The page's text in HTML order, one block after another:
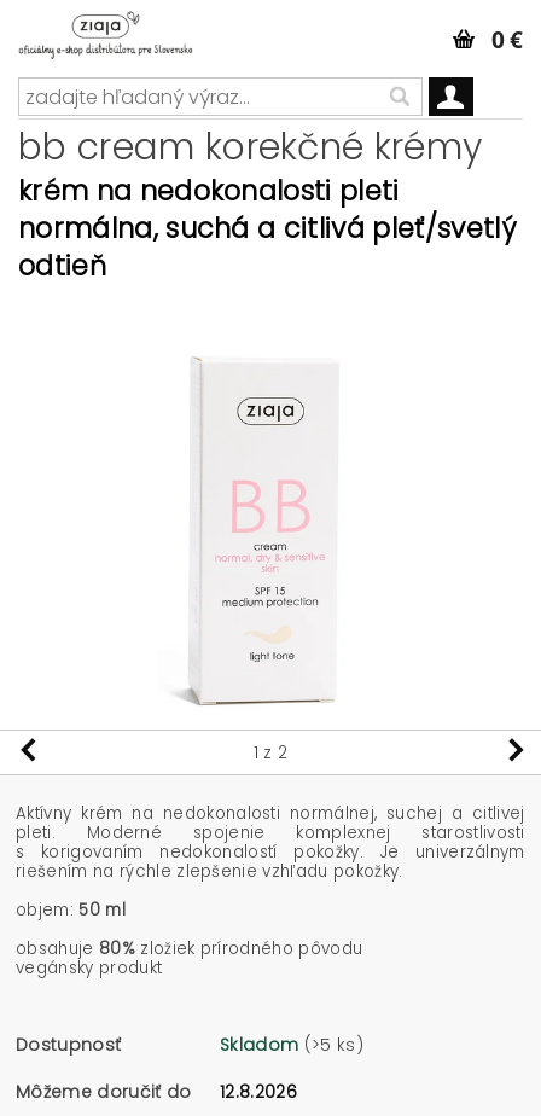
0 €
bb cream korekčné krémy
krém na nedokonalosti pleti
normálna, suchá a citlivá pleť/svetlý
odtieň
1 z 2
Aktívny krém na nedokonalosti normálnej, suchej a citlivej
pleti. Moderné spojenie komplexnej starostlivosti
s korigovaním nedokonalostí pokožky. Je univerzálnym
riešením na rýchle zlepšenie vzhľadu pokožky.
objem: 50 ml
obsahuje 80%zložiek prírodného pôvodu
vegánsky produkt
Dostupnosť Skladom (>5 ks)
Môžeme doručiť do
12.8.2026